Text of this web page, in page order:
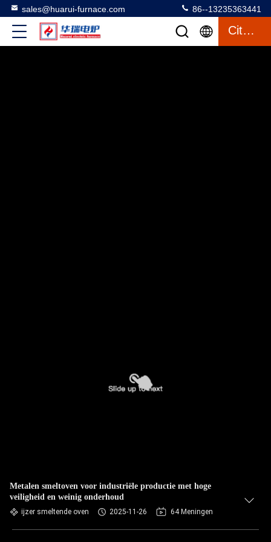
sales@huarui-furnace.com 86--13235363441
Citaat
Metalen smeltoven voor industriële productie met hoge
veiligheid en weinig onderhoud
ijzer smeltende oven 2025-11-26 64 Meningen